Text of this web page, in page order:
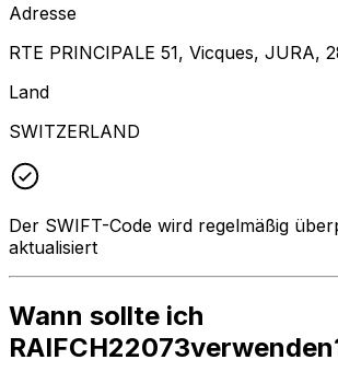
Adresse
RTE PRINCIPALE 51, Vicques, JURA,
Land
SWITZERLAND
Der SWIFT-Code wird regelmäßig
aktualisiert
Wann sollte ich